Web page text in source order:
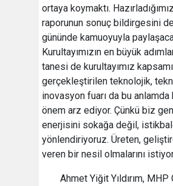
ortaya koymaktı.
raporunun sonuç bildirgesini
gününde kamuoyuyla
Kurultayımızın en büyük
tanesi de kurultayımız
gerçekleştirilen teknolojik,
inovasyon fuarı da bu
önem arz ediyor. Çünkü biz
enerjisini sokağa değil,
yönlendiriyoruz. Üreten,
veren bir nesil olmalarını
Ahmet Yiğit Yıldırım, MHP